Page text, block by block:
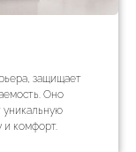
защищает
Оно
уникальную
и комфорт.